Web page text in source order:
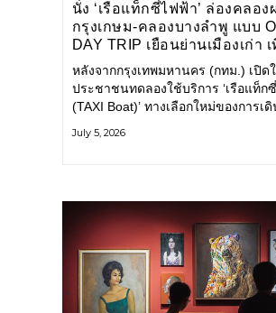
นั่ง ‘เรือแท็กซี่ไฟฟ้า’ ล่องคลอง
กรุงเกษม-คลองบางลำพู แบบ
DAY TRIP เยือนย่านเมืองเก่า
โลว์ไลฟ์แบบรักษ์โล
หลังจากกรุงเทพมหานคร (กทม.) เปิด
ประชาชนทดลองใช้บริการ ‘เรือแท็ก
(TAXI Boat)’ ทางเลือกใหม่ของการเ
แวดล้อม ผ่านแอปพลิเคชัน MuvMi (มู
July 5, 2026